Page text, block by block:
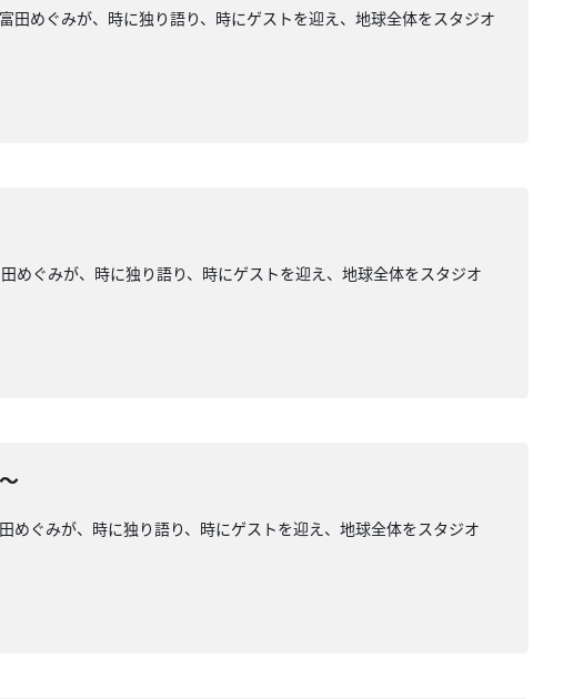
めぐみが、時に独り語り、時にゲストを迎え、地球全体をスタジオ
ぐみが、時に独り語り、時にゲストを迎え、地球全体をスタジオ
ぐみが、時に独り語り、時にゲストを迎え、地球全体をスタジオ